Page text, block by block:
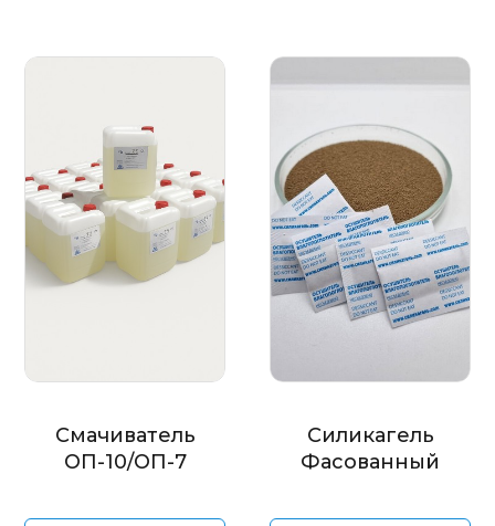
Смачиватель
ОП-10/ОП-7
Силикагель
Фасованный